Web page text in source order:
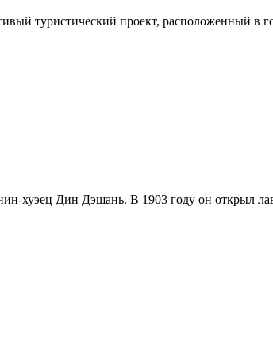
туристический проект, расположенный в
хуэец Дин Дэшань. В 1903 году он открыл